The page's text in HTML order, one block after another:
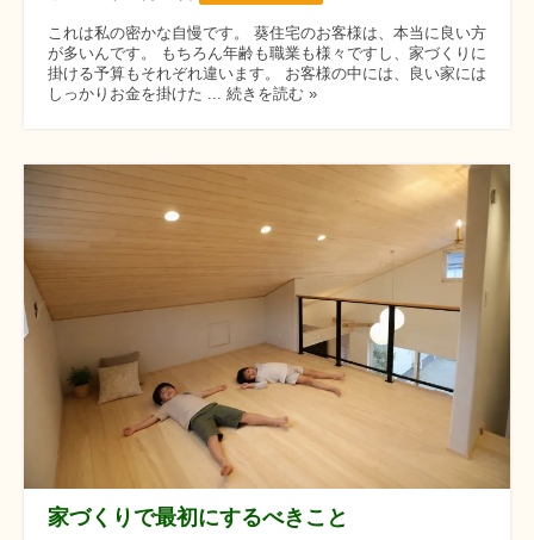
これは私の密かな自慢です。 葵住宅のお客様は、本当に良い方
が多いんです。 もちろん年齢も職業も様々ですし、家づくりに
掛ける予算もそれぞれ違います。 お客様の中には、良い家には
しっかりお金を掛けた ... 続きを読む »
家づくりで最初にするべきこと